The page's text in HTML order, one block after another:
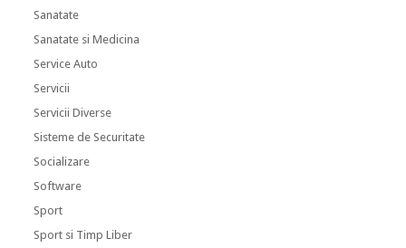
Sanatate
Sanatate si Medicina
Service Auto
Servicii
Servicii Diverse
Sisteme de Securitate
Socializare
Software
Sport
Sport si Timp Liber